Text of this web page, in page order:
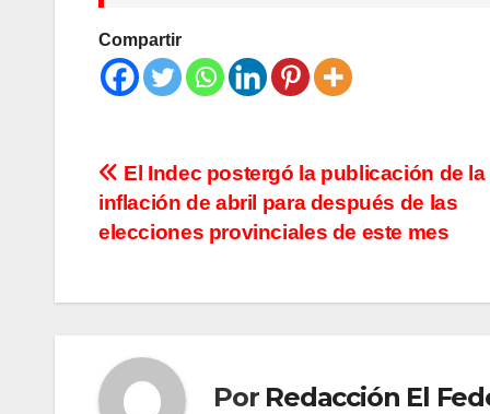
Compartir
Navegación
de
El Indec postergó la publicación de la
inflación de abril para después de las
elecciones provinciales de este mes
Por Redacción El